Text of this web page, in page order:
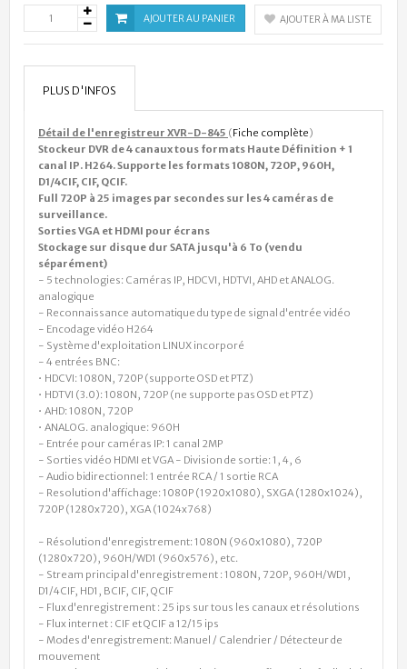
AJOUTER AU PANIER AJOUTER À MA LISTE
PLUS D'INFOS
Détail de l'enregistreur XVR-D-845 (Fiche complète)
Stockeur DVR de 4 canaux tous formats Haute Définition + 1
canal IP. H264. Supporte les formats 1080N, 720P, 960H,
D1/4CIF, CIF, QCIF.
Full 720P à 25 images par secondes sur les 4 caméras de
surveillance.
Sorties VGA et HDMI pour écrans
Stockage sur disque dur SATA jusqu'à 6 To (vendu
séparément)
- 5 technologies: Caméras IP, HDCVI, HDTVI, AHD et ANALOG.
analogique
- Reconnaissance automatique du type de signal d'entrée vidéo
- Encodage vidéo H264
- Système d'exploitation LINUX incorporé
- 4 entrées BNC:
• HDCVI: 1080N, 720P (supporte OSD et PTZ)
• HDTVI (3.0): 1080N, 720P (ne supporte pas OSD et PTZ)
• AHD: 1080N, 720P
• ANALOG. analogique: 960H
- Entrée pour caméras IP: 1 canal 2MP
- Sorties vidéo HDMI et VGA - Division de sortie: 1, 4, 6
- Audio bidirectionnel: 1 entrée RCA / 1 sortie RCA
- Resolution d'affichage: 1080P (1920x1080), SXGA (1280x1024),
720P (1280x720), XGA (1024x768)
- Résolution d'enregistrement: 1080N (960x1080), 720P
(1280x720), 960H/WD1 (960x576), etc.
- Stream principal d'enregistrement : 1080N, 720P, 960H/WD1,
D1/4CIF, HD1, BCIF, CIF, QCIF
- Flux d'enregistrement : 25 ips sur tous les canaux et résolutions
- Flux internet : CIF et QCIF a 12/15 ips
- Modes d'enregistrement: Manuel / Calendrier / Détecteur de
mouvement